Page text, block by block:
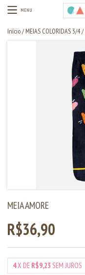
MENU
Início/ MEIAS COLORIDAS 3/4/
MEIA AMORE
R$36,90
4X DE R$9,23 SEM JUROS